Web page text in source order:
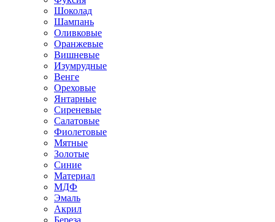
Шоколад
Шампань
Оливковые
Оранжевые
Вишневые
Изумрудные
Венге
Ореховые
Янтарные
Сиреневые
Салатовые
Фиолетовые
Мятные
Золотые
Синие
Материал
МДФ
Эмаль
Акрил
Береза